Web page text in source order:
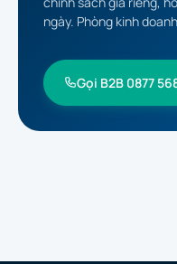
ngày. Phòng kinh
Gọi B2B 0877